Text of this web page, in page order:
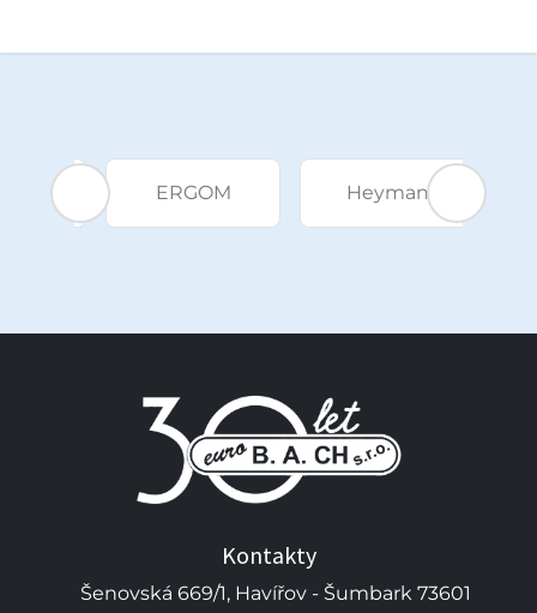
Heyman KALIA paper
Kontakty
Šenovská 669/1, Havířov - Šumbark 73601